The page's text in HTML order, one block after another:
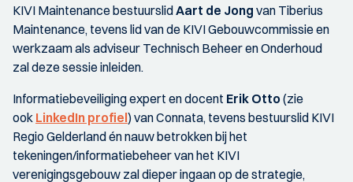
KIVI Maintenance bestuurslidAart de Jong van Tiberius
Maintenance, tevens lid van de KIVI Gebouwcommissie en
werkzaam als adviseur Technisch Beheer en Onderhoud
zal deze sessie inleiden.
Informatiebeveiliging expert en docent Erik Otto (zie
ook LinkedIn profiel) van Connata, tevens bestuurslid KIVI
Regio Gelderland én nauw betrokken bij het
tekeningen/informatiebeheer van het KIVI
verenigingsgebouw zal dieper ingaan op de strategie,